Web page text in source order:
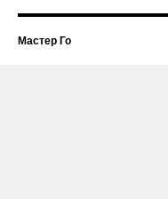
Мастер Го